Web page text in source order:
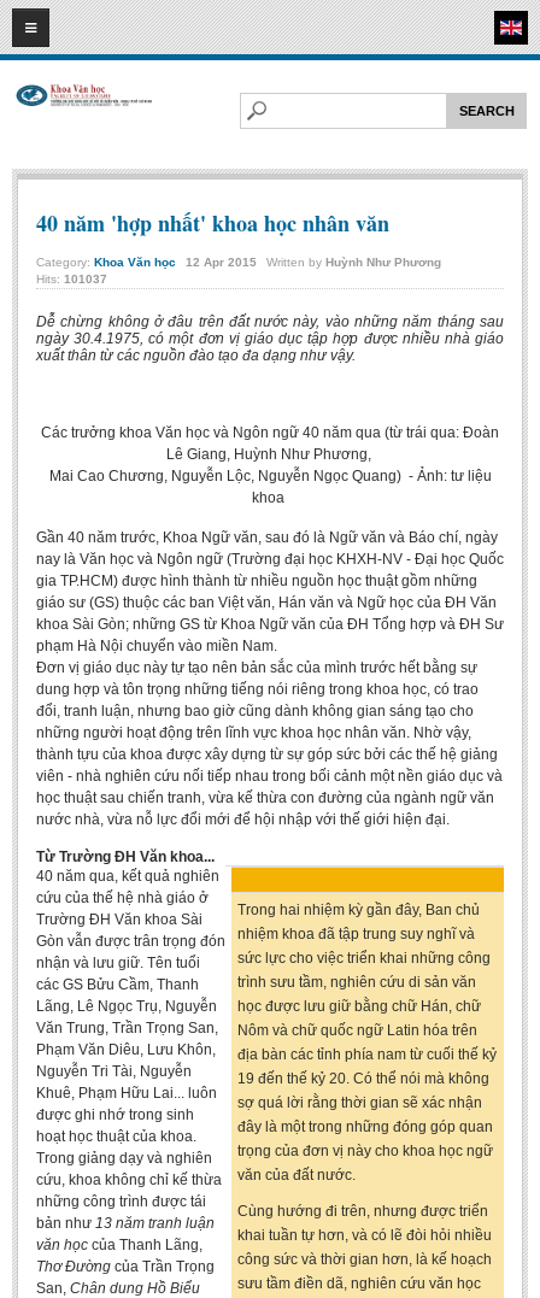
08 2026
HOME
Faculty of Literature
Department of Literary Theory and Criticism
Department of Foreign Literatures and Comparative Literature
Department of Sinology-Nom Studies
Center of Sinology and Nom Studies
Images - Events
Undergraduate: Regular Degree
Undergraduate: Honor Degree
Postgraduate
LITERARY WRITINGS & TRANSLATING
RESEARCH
Sinology & Nom
Linguistics
Literary Theory & Criticism
Vietnamese Literature
Foreign Literatures & Comparative Literature
Theater and Film
Culture - History - Philosophy
Education
BA, MA, PhD. Theses
CONFERENCE
Studies on Vietnamese and Korean Literature and Films
Modernization process in Japanese literature and in the literatures of
East-Asian region
Studies on Sinology & Nom
40 năm 'hợp nhất' khoa học nhân văn
Category: Khoa Văn học 12 Apr 2015 Written by Huỳnh Như Phương
Hits: 101037
Dễ chừng không ở đâu trên đất nước này, vào những năm tháng sau
ngày 30.4.1975, có một đơn vị giáo dục tập hợp được nhiều nhà giáo
xuất thân từ các nguồn đào tạo đa dạng như vậy.
Các trưởng khoa Văn học và Ngôn ngữ 40 năm qua (từ trái qua: Đoàn
Lê Giang, Huỳnh Như Phương,
Mai Cao Chương, Nguyễn Lộc, Nguyễn Ngọc Quang) - Ảnh: tư liệu
khoa
Gần 40 năm trước, Khoa Ngữ văn, sau đó là Ngữ văn và Báo chí, ngày
nay là Văn học và Ngôn ngữ (Trường đại học KHXH-NV - Đại học Quốc
gia TP.HCM) được hình thành từ nhiều nguồn học thuật gồm những
giáo sư (GS) thuộc các ban Việt văn, Hán văn và Ngữ học của ĐH Văn
khoa Sài Gòn; những GS từ Khoa Ngữ văn của ĐH Tổng hợp và ĐH Sư
phạm Hà Nội chuyển vào miền Nam.
Đơn vị giáo dục này tự tạo nên bản sắc của mình trước hết bằng sự
dung hợp và tôn trọng những tiếng nói riêng trong khoa học, có trao
đổi, tranh luận, nhưng bao giờ cũng dành không gian sáng tạo cho
những người hoạt động trên lĩnh vực khoa học nhân văn. Nhờ vậy,
thành tựu của khoa được xây dựng từ sự góp sức bởi các thế hệ giảng
viên - nhà nghiên cứu nối tiếp nhau trong bối cảnh một nền giáo dục và
học thuật sau chiến tranh, vừa kế thừa con đường của ngành ngữ văn
nước nhà, vừa nỗ lực đổi mới để hội nhập với thế giới hiện đại.
Từ Trường ĐH Văn khoa...
Trong hai nhiệm kỳ gần đây, Ban chủ
nhiệm khoa đã tập trung suy nghĩ và
sức lực cho việc triển khai những công
trình sưu tầm, nghiên cứu di sản văn
học được lưu giữ bằng chữ Hán, chữ
Nôm và chữ quốc ngữ Latin hóa trên
địa bàn các tỉnh phía nam từ cuối thế kỷ
19 đến thế kỷ 20. Có thể nói mà không
sợ quá lời rằng thời gian sẽ xác nhận
đây là một trong những đóng góp quan
trọng của đơn vị này cho khoa học ngữ
văn của đất nước.
Cùng hướng đi trên, nhưng được triển
khai tuần tự hơn, và có lẽ đòi hỏi nhiều
công sức và thời gian hơn, là kế hoạch
sưu tầm điền dã, nghiên cứu văn học
40 năm qua, kết quả nghiên
cứu của thế hệ nhà giáo ở
Trường ĐH Văn khoa Sài
Gòn vẫn được trân trọng đón
nhận và lưu giữ. Tên tuổi
các GS Bửu Cầm, Thanh
Lãng, Lê Ngọc Trụ, Nguyễn
Văn Trung, Trần Trọng San,
Phạm Văn Diêu, Lưu Khôn,
Nguyễn Tri Tài, Nguyễn
Khuê, Phạm Hữu Lai... luôn
được ghi nhớ trong sinh
hoạt học thuật của khoa.
Trong giảng dạy và nghiên
cứu, khoa không chỉ kế thừa
những công trình được tái
bản như 13 năm tranh luận
văn học của Thanh Lãng,
Thơ Đường của Trần Trọng
San, Chân dung Hồ Biểu